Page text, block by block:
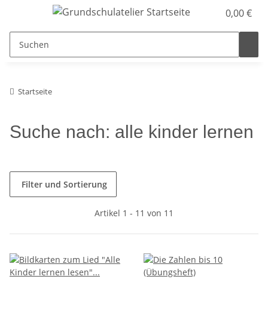
0,00 €
Startseite
Suche nach: alle kinder lernen
Filter und Sortierung
Artikel 1 - 11 von 11